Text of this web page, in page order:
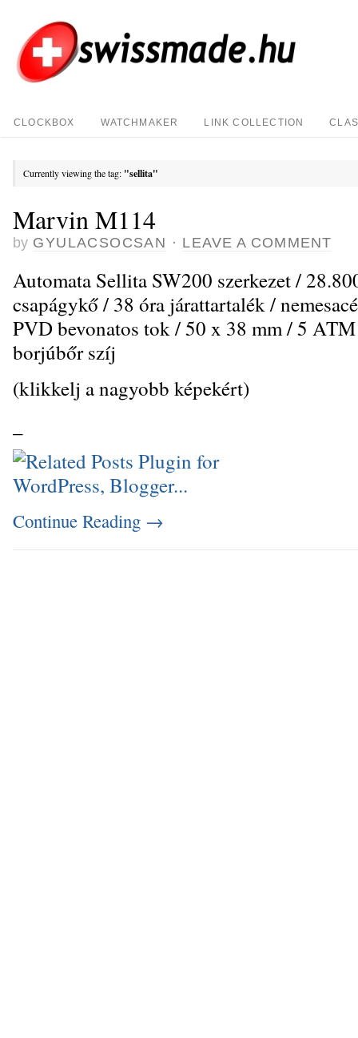
CLOCKBOX WATCHMAKER LINK COLLECTION
Currently viewing the tag: "sellita"
Marvin M114
by GYULACSOCSAN · LEAVE A COMMENT
Automata Sellita SW200 szerkezet /
csapágykő / 38 óra járattartalék /
PVD bevonatos tok / 50 x 38 mm / 5
borjúbőr szíj
(klikkelj a nagyobb képekért)
Continue Reading →